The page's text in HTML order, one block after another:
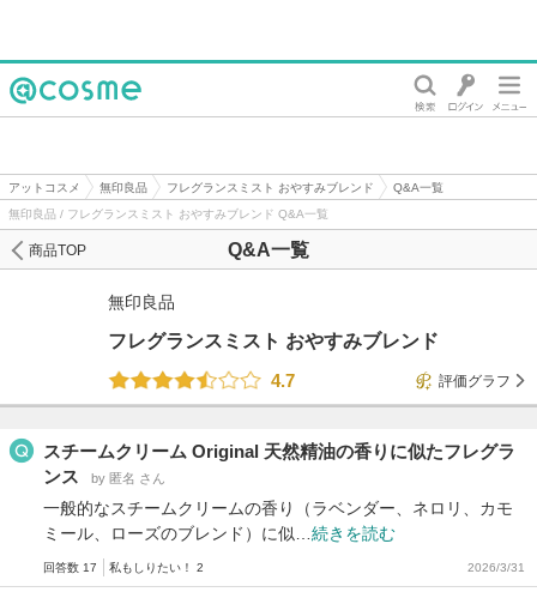
アットコスメ 無印良品 フレグランスミスト おやすみブレンド
Q&A一覧
無印良品 / フレグランスミスト おやすみブレンド Q&A一覧
Q&A一覧
商品TOP
無印良品
フレグランスミスト おやすみブレンド
4.7
評価グラフ
スチームクリーム Original 天然精油の香りに似たフレグラ
ンス
by 匿名 さん
一般的なスチームクリームの香り（ラベンダー、ネロリ、カモ
ミール、ローズのブレンド）に似… 続きを読む
回答数 17 私もしりたい！ 2 2026/3/31